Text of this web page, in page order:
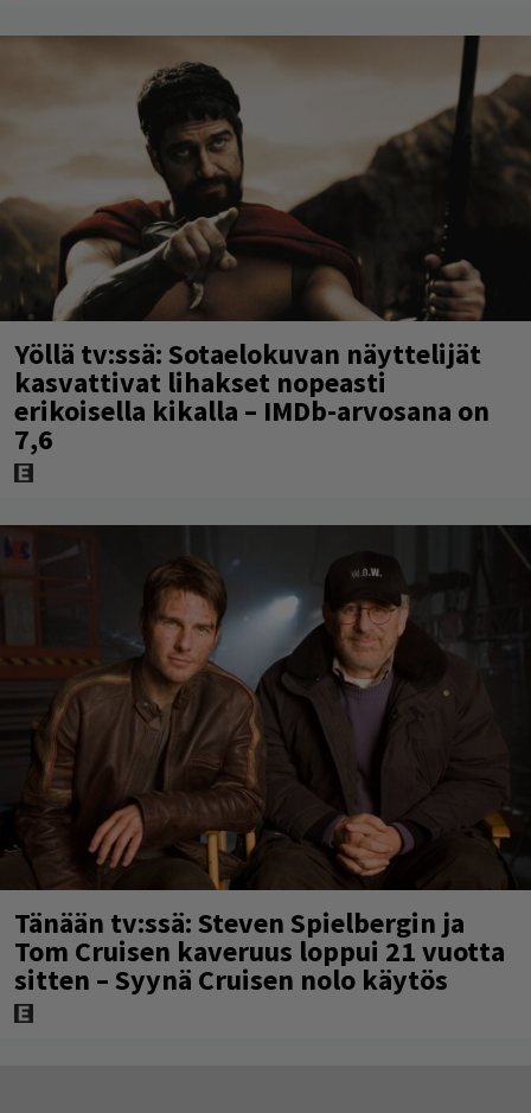
Yöllä tv:ssä: Sotaelokuvan näyttelijät
kasvattivat lihakset nopeasti
erikoisella kikalla – IMDb-arvosana on
7,6
Tänään tv:ssä: Steven Spielbergin ja
Tom Cruisen kaveruus loppui 21 vuotta
sitten – Syynä Cruisen nolo käytös